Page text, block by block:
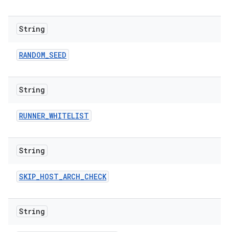
String
RANDOM_SEED
String
RUNNER_WHITELIST
String
SKIP_HOST_ARCH_CHECK
String